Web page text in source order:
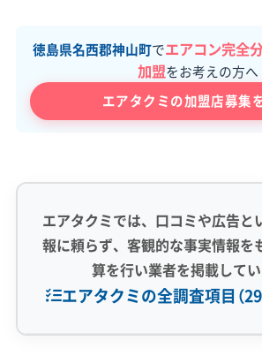
徳島県名西郡神山町でエアコン完全
加盟をお考えの方へ
エアタクミの加盟店募集
エアタクミでは、口コミや広告と
報に頼らず、客観的な事実情報を
算を行い業者を掲載してい
エアタクミの全調査項目（